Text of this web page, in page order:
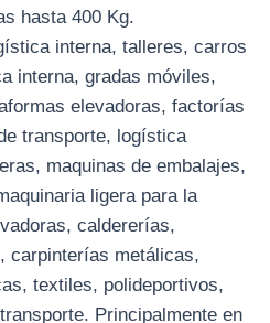
hasta 400 Kg.
interna, talleres, carros
interna, gradas móviles,
elevadoras, factorías
transporte, logística
maquinas de embalajes,
ligera para la
caldererías,
carpinterías metálicas,
textiles, polideportivos,
Principalmente en